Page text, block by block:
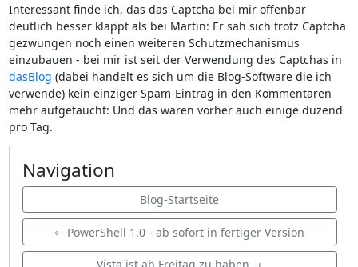
Interessant finde ich, das das Captcha bei mir offenbar
deutlich besser klappt als bei Martin: Er sah sich trotz Captcha
gezwungen noch einen weiteren Schutzmechanismus
einzubauen - bei mir ist seit der Verwendung des Captchas in
dasBlog (dabei handelt es sich um die Blog-Software die ich
verwende) kein einziger Spam-Eintrag in den Kommentaren
mehr aufgetaucht: Und das waren vorher auch einige duzend
pro Tag.
Navigation
Blog-Startseite
⇽ PowerShell 1.0 - ab sofort in fertiger Version